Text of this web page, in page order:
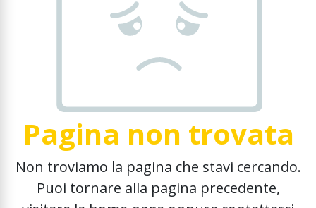
Pagina non trovata
Non troviamo la pagina che stavi cercando.
Puoi tornare alla pagina precedente,